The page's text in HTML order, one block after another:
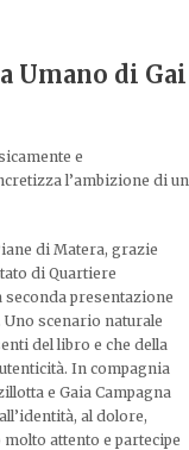
Umano di Gai
e
l’ambizione di un
di Matera, grazie
di Quartiere
seconda presentazione
Uno scenario naturale
del libro e che della
In compagnia
e Gaia Campagna
al dolore,
attento e partecipe